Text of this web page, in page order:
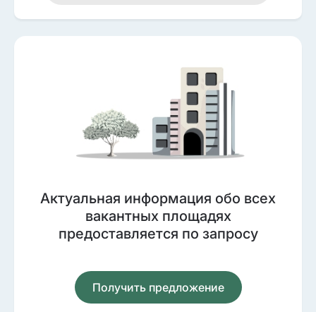
Актуальная информация обо всех
вакантных площадях
предоставляется по запросу
Получить предложение